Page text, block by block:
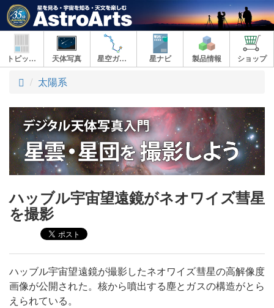
トピックス 天体写真 星空ガイド 星ナビ 製品情報 ショップ
ト
プ
太陽系
ハッブル宇宙望遠鏡がネオワイズ彗星
を撮影
ハッブル宇宙望遠鏡が撮影したネオワイズ彗星の高解像度
画像が公開された。核から噴出する塵とガスの構造がとら
えられている。